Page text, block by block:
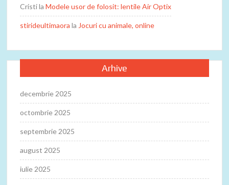
CristilaModele usor de folosit: lentile Air Optix
stirideultimaora la Jocuri cu animale, online
Arhive
decembrie 2025
octombrie 2025
septembrie 2025
august 2025
iulie 2025